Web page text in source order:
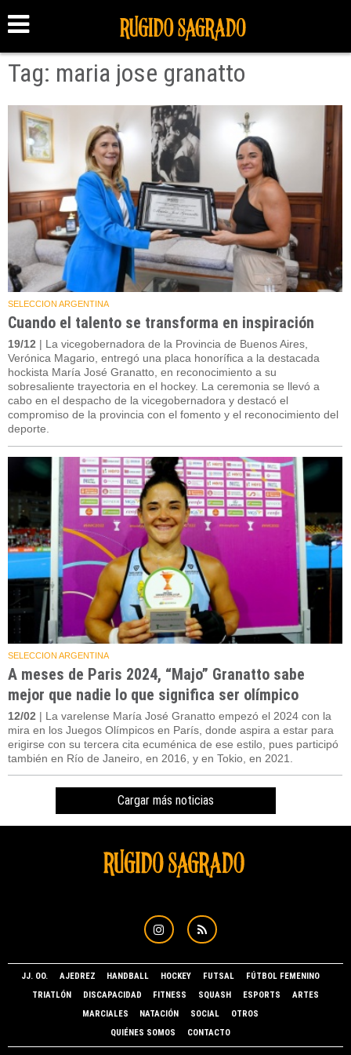
Tag: maria jose granatto
SELECCION ARGENTINA
Cuando el talento se transforma en inspiración
19/12 | La vicegobernadora de la Provincia de Buenos Aires,
Verónica Magario, entregó una placa honorífica a la destacada
hockista María José Granatto, en reconocimiento a su
sobresaliente trayectoria en el hockey. La ceremonia se llevó a
cabo en el despacho de la vicegobernadora y destacó el
compromiso de la provincia con el fomento y el reconocimiento del
deporte.
SELECCION ARGENTINA
A meses de Paris 2024, “Majo” Granatto sabe
mejor que nadie lo que significa ser olímpico
12/02 | La varelense María José Granatto empezó el 2024 con la
mira en los Juegos Olímpicos en París, donde aspira a estar para
erigirse con su tercera cita ecuménica de ese estilo, pues participó
también en Río de Janeiro, en 2016, y en Tokio, en 2021.
Cargar más noticias
JJ. OO. AJEDREZ HANDBALL HOCKEY FUTSAL
FÚTBOL FEMENINO
TRIATLÓN
DISCAPACIDAD FITNESS SQUASH ESPORTS
ARTES
MARCIALES
NATACIÓN SOCIAL
OTROS
QUIÉNES SOMOS
CONTACTO